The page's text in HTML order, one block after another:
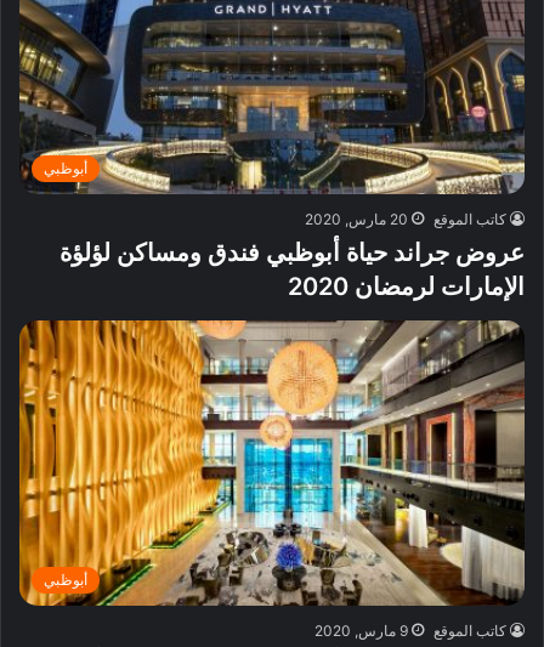
أبوظبي
كاتب الموقع 20 مارس, 2020
عروض جراند حياة أبوظبي فندق ومساكن لؤلؤة
الإمارات لرمضان 2020
أبوظبي
كاتب الموقع 9 مارس, 2020